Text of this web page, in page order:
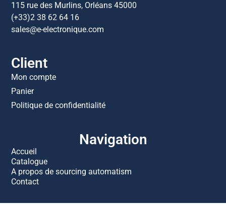
115 rue des Murlins, Orléans 45000
(+33)2 38 62 64 16
sales@e-electronique.com
Client
Mon compte
Panier
Politique de confidentialité
Navigation
Accueil
Catalogue
A propos de sourcing automatism
Contact